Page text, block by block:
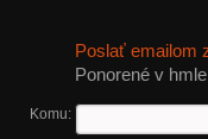
Poslať emailom
Ponorené v
Komu: